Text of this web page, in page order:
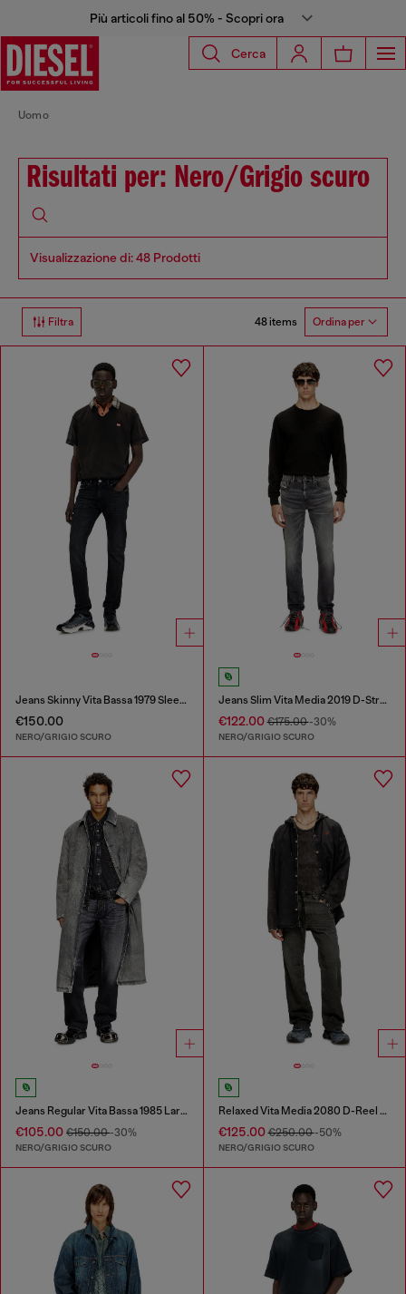
Più articoli fino al 50% - Scopri ora
Cerca
Uomo
Risultati per: Nero/Grigio scuro
Visualizzazione di: 48 Prodotti
Filtra 48 items Ordina per
Jeans Skinny Vita Bassa 1979 Sleenker
€150.00
NERO/GRIGIO SCURO
Jeans Slim Vita Media 2019 D-Strukt
€122.00€175.00-30%
NERO/GRIGIO SCURO
Jeans Regular Vita Bassa 1985 Larkee
€105.00 €150.00-30%
NERO/GRIGIO SCURO
Relaxed Vita Media 2080 D-Reel Joggjeans®
€125.00€250.00-50%
NERO/GRIGIO SCURO